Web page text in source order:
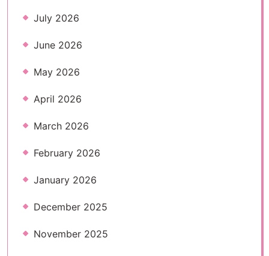
July 2026
June 2026
May 2026
April 2026
March 2026
February 2026
January 2026
December 2025
November 2025